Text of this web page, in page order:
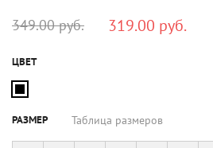
349.00 руб. 319.00 руб.
ЦВЕТ
РАЗМЕР Таблица размеров